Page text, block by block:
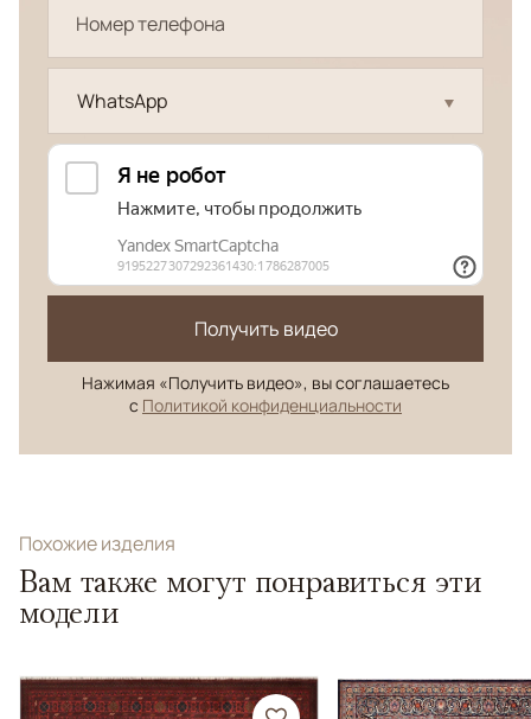
WhatsApp
Получить видео
Нажимая «Получить видео», вы соглашаетесь
с Политикой конфиденциальности
Похожие изделия
Вам также могут понравиться эти
модели